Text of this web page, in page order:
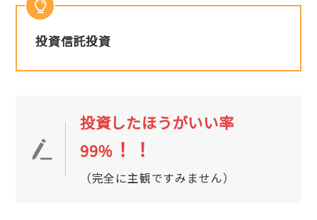
投資信託投資
投資したほうがいい率
99％ ！！
（完全に主観ですみません）